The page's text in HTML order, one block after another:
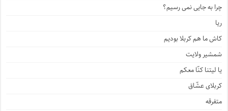
چرا به جایی نمی رسیم؟
ریا
کاش ما هم کربلا بودیم
شمشیر ولایت
یا لیتنا کنّا معکم
کربلای عشّاق
متفرقه